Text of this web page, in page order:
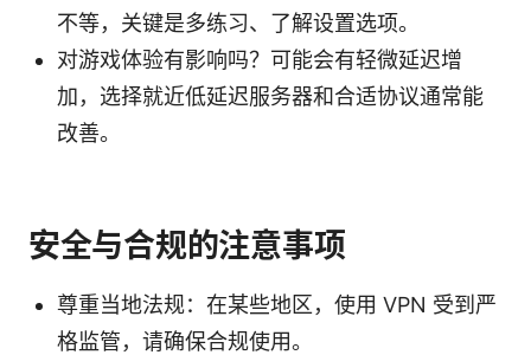
不等，关键是多练习、了解设置选项。
对游戏体验有影响吗？可能会有轻微延迟增
加，选择就近低延迟服务器和合适协议通常能
改善。
安全与合规的注意事项
尊重当地法规：在某些地区，使用 VPN 受到严
格监管，请确保合规使用。